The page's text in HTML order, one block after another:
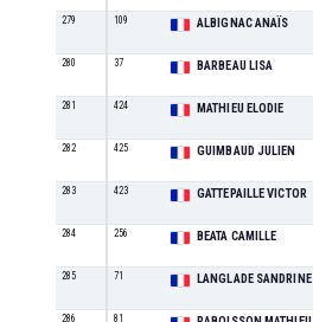
279 109 ALBIGNAC ANAÏS
280 37 BARBEAU LISA
281 424 MATHIEU ELODIE
282 425 GUIMBAUD JULIEN
283 423 GATTEPAILLE VICTOR
284 256 BEATA CAMILLE
285 71 LANGLADE SANDRINE
286 81